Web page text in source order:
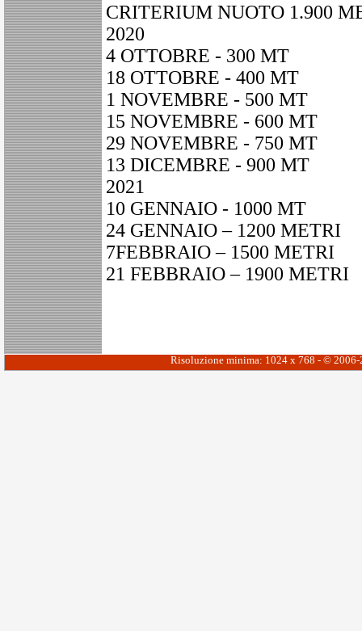
CRITERIUM NUOTO 1.900
2020
4 OTTOBRE - 300 MT
18 OTTOBRE - 400 MT
1 NOVEMBRE - 500 MT
15 NOVEMBRE - 600 MT
29 NOVEMBRE - 750 MT
13 DICEMBRE - 900 MT
2021
10 GENNAIO - 1000 MT
24 GENNAIO – 1200 METRI
7FEBBRAIO – 1500 METRI
21 FEBBRAIO – 1900 METRI
Risoluzione minima: 1024 x 768 - ©